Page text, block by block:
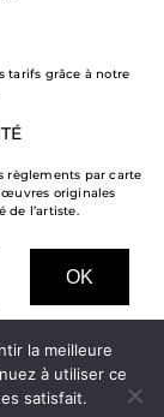
tarifs grâce à notre
règlements par carte
œuvres originales
de l’artiste.
OK
la meilleure
à utiliser ce
satisfait.